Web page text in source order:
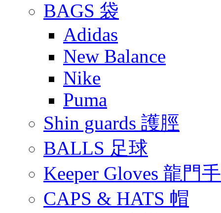
BAGS 袋
Adidas
New Balance
Nike
Puma
Shin guards 護脛
BALLS 足球
Keeper Gloves 龍門
CAPS & HATS 帽